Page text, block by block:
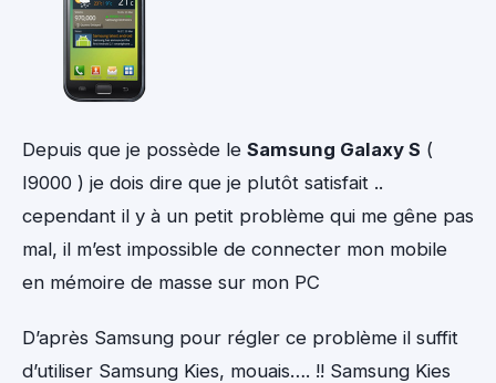
Depuis que je possède le Samsung Galaxy S (
I9000 ) je dois dire que je plutôt satisfait ..
cependant il y à un petit problème qui me gêne pas
mal, il m’est impossible de connecter mon mobile
en mémoire de masse sur mon PC
D’après Samsung pour régler ce problème il suffit
d’utiliser Samsung Kies, mouais…. !! Samsung Kies